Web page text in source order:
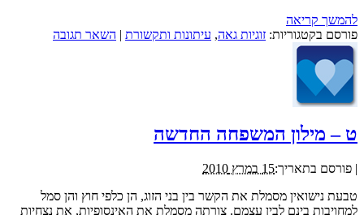
להמשך קריאה
פורסם בקטגוריות: זוגיות גאה, עיתונות ותקשורת | השאר תגובה
ט – מילון המשפחה החדשה
| פורסם בתאריך:15 במרץ 2010
טבעת נישואין מסמלת את הקשר בין בני הזוג, הן כלפי חוץ והן סמל
למחויבות בינם לבין עצמם. צורתה מסמלת את האינסופיות, את נצחיות